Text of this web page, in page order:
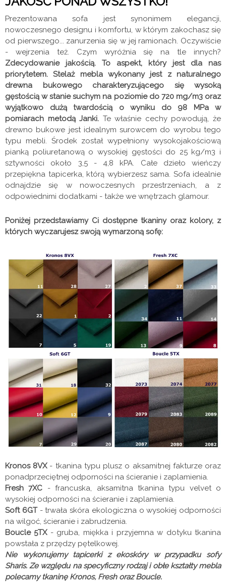
Prezentowana sofa jest synonimem elegancji,
nowoczesnego designu i komfortu, w którym zakochasz się
od pierwszego... zanurzenia się w jej ramionach. Oczywiście
- wejrzenia też. Czym wyróżnia się na tle innych?
Zdecydowanie jakością. To aspekt, który jest dla nas
priorytetem. Stelaż mebla wykonany jest z naturalnego
drewna bukowego charakteryzującego się wysoką
gęstością w stanie suchym na poziomie do 720 mg/m3 oraz
wyjątkowo dużą twardością o wyniku do 98 MPa w
pomiarach metodą Janki. Te właśnie cechy powodują, że
drewno bukowe jest idealnym surowcem do wyrobu tego
typu mebli. Środek został wypełniony wysokojakościową
pianką poliuretanową o wysokiej gęstości do 25 kg/m3 i
sztywności około 3,5 - 4,8 kPA. Całe dzieło wieńczy
przepiękna tapicerka, którą wybierzesz sama. Sofa idealnie
odnajdzie się w nowoczesnych przestrzeniach, a z
odpowiednimi dodatkami - także we wnętrzach glamour.
Poniżej przedstawiamy Ci dostępne tkaniny oraz kolory, z
których wyczarujesz swoją wymarzoną sofę:
Kronos 8VX- tkanina typu plusz o aksamitnej fakturze oraz
ponadprzeciętnej odporności na ścieranie i zaplamienia.
Fresh 7XC - francuska, aksamitna tkanina typu velvet o
wysokiej odporności na ścieranie i zaplamienia.
Soft 6GT- trwała skóra ekologiczna o wysokiej odporności
na wilgoć, ścieranie i zabrudzenia.
Boucle 5TX- gruba, miękka i przyjemna w dotyku tkanina
powstała z przędzy pętelkowej.
Nie wykonujemy tapicerki z ekoskóry w przypadku sofy
Sharis. Ze względu na specyficzny rodzaj i obłe kształty mebla
polecamy tkaninę Kronos, Fresh oraz Boucle.